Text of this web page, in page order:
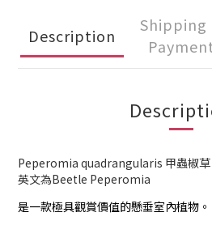
Description
Shipping
Peperomia quadrangularis 甲蟲椒草
英文為Beetle Peperomia
是一款極具觀賞價值的懸垂室內植物。